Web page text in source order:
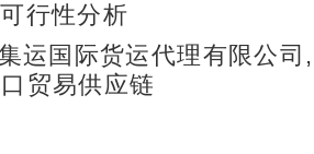
行性分析
运国际货运代理有限公
贸易供应链